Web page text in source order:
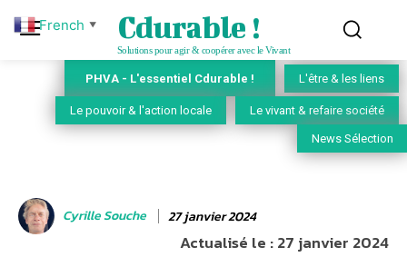
Cdurable !
Solutions pour agir & coopérer avec le Vivant
PHVA - L'essentiel Cdurable ! L'être & les liens
Le pouvoir & l'action locale Le vivant & refaire société
News Sélection
Cyrille Souche 27 janvier 2024
Actualisé le :27 janvier 2024
French ▼